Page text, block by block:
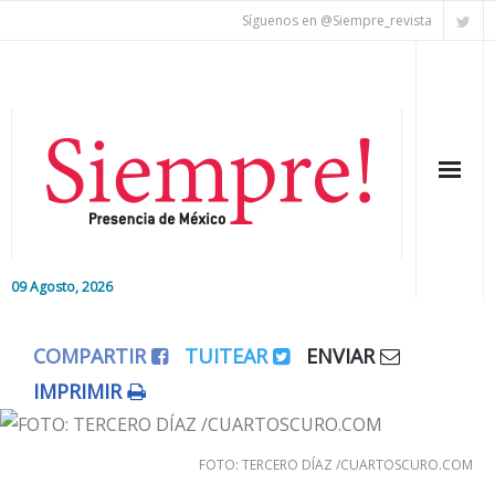
Síguenos en @Siempre_revista
09 Agosto, 2026
Editorial
Nacional
COMPARTIR TUITEAR
ENVIAR
IMPRIMIR
FOTO: TERCERO DÍAZ /CUARTOSCURO.COM